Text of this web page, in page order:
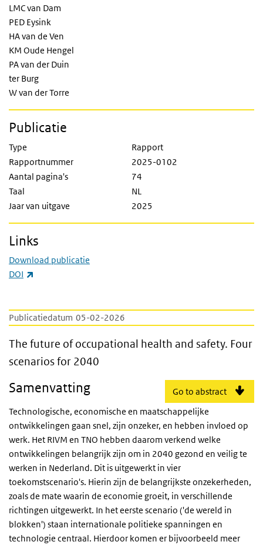
Publicatiedatum 05-02-2026
The future of occupational health and
The future of occupational health and safety. Four
scenarios for 2040
Go to abstract
Samenvatting
Technologische, economische en maatschappelijke
ontwikkelingen gaan snel, zijn onzeker, en hebben invloed op
werk. Het RIVM en TNO hebben daarom verkend welke
ontwikkelingen belangrijk zijn om in 2040 gezond en veilig te
werken in Nederland. Dit is uitgewerkt in vier
toekomstscenario's. Hierin zijn de belangrijkste onzekerheden,
zoals de mate waarin de economie groeit, in verschillende
richtingen uitgewerkt. In het eerste scenario ('de wereld in
blokken') staan internationale politieke spanningen en
technologie centraal. Hierdoor komen er bijvoorbeeld meer
LMC van Dam
PED Eysink
HA van de Ven
KM Oude Hengel
PA van der Duin
ter Burg
W van der Torre
Publicatie
Type
Rapport
Rapportnummer
2025-0102
Aantal pagina's
74
Taal
NL
Jaar van uitgave
2025
Links
Download publicatie
DOI